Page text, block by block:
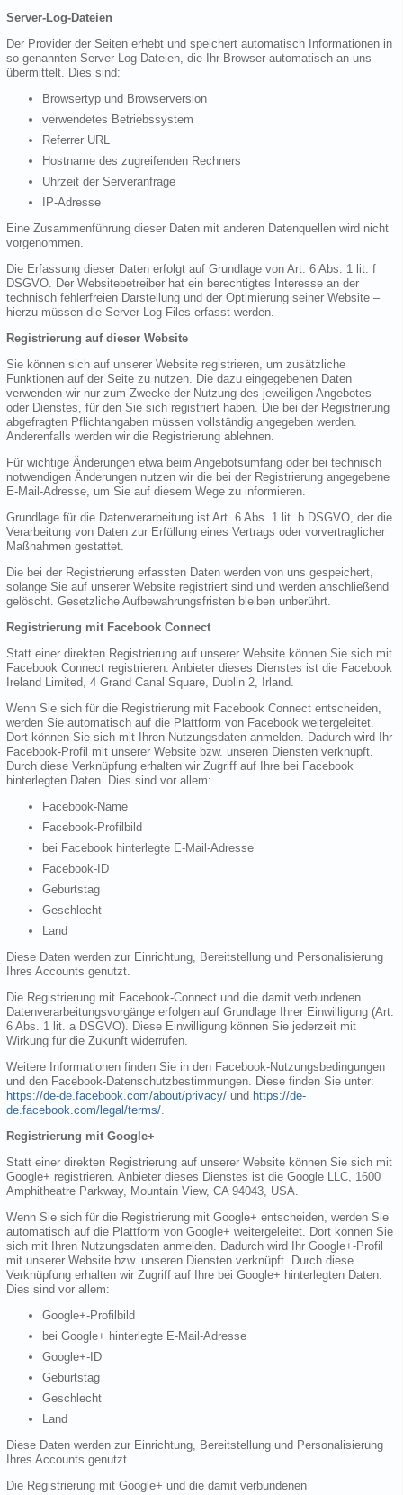
Server-Log-Dateien
Der Provider der Seiten erhebt und speichert automatisch Informationen in
so genannten Server-Log-Dateien, die Ihr Browser automatisch an uns
übermittelt. Dies sind:
Browsertyp und Browserversion
verwendetes Betriebssystem
Referrer URL
Hostname des zugreifenden Rechners
Uhrzeit der Serveranfrage
IP-Adresse
Eine Zusammenführung dieser Daten mit anderen Datenquellen wird nicht
vorgenommen.
Die Erfassung dieser Daten erfolgt auf Grundlage von Art. 6 Abs. 1 lit. f
DSGVO. Der Websitebetreiber hat ein berechtigtes Interesse an der
technisch fehlerfreien Darstellung und der Optimierung seiner Website –
hierzu müssen die Server-Log-Files erfasst werden.
Registrierung auf dieser Website
Sie können sich auf unserer Website registrieren, um zusätzliche
Funktionen auf der Seite zu nutzen. Die dazu eingegebenen Daten
verwenden wir nur zum Zwecke der Nutzung des jeweiligen Angebotes
oder Dienstes, für den Sie sich registriert haben. Die bei der Registrierung
abgefragten Pflichtangaben müssen vollständig angegeben werden.
Anderenfalls werden wir die Registrierung ablehnen.
Für wichtige Änderungen etwa beim Angebotsumfang oder bei technisch
notwendigen Änderungen nutzen wir die bei der Registrierung angegebene
E-Mail-Adresse, um Sie auf diesem Wege zu informieren.
Grundlage für die Datenverarbeitung ist Art. 6 Abs. 1 lit. b DSGVO, der die
Verarbeitung von Daten zur Erfüllung eines Vertrags oder vorvertraglicher
Maßnahmen gestattet.
Die bei der Registrierung erfassten Daten werden von uns gespeichert,
solange Sie auf unserer Website registriert sind und werden anschließend
gelöscht. Gesetzliche Aufbewahrungsfristen bleiben unberührt.
Registrierung mit Facebook Connect
Statt einer direkten Registrierung auf unserer Website können Sie sich mit
Facebook Connect registrieren. Anbieter dieses Dienstes ist die Facebook
Ireland Limited, 4 Grand Canal Square, Dublin 2, Irland.
Wenn Sie sich für die Registrierung mit Facebook Connect entscheiden,
werden Sie automatisch auf die Plattform von Facebook weitergeleitet.
Dort können Sie sich mit Ihren Nutzungsdaten anmelden. Dadurch wird Ihr
Facebook-Profil mit unserer Website bzw. unseren Diensten verknüpft.
Durch diese Verknüpfung erhalten wir Zugriff auf Ihre bei Facebook
hinterlegten Daten. Dies sind vor allem:
Facebook-Name
Facebook-Profilbild
bei Facebook hinterlegte E-Mail-Adresse
Facebook-ID
Geburtstag
Geschlecht
Land
Diese Daten werden zur Einrichtung, Bereitstellung und Personalisierung
Ihres Accounts genutzt.
Die Registrierung mit Facebook-Connect und die damit verbundenen
Datenverarbeitungsvorgänge erfolgen auf Grundlage Ihrer Einwilligung (Art.
6 Abs. 1 lit. a DSGVO). Diese Einwilligung können Sie jederzeit mit
Wirkung für die Zukunft widerrufen.
Weitere Informationen finden Sie in den Facebook-Nutzungsbedingungen
und den Facebook-Datenschutzbestimmungen. Diese finden Sie unter:
https://de-de.facebook.com/about/privacy/ und https://de-
de.facebook.com/legal/terms/.
Registrierung mit Google+
Statt einer direkten Registrierung auf unserer Website können Sie sich mit
Google+ registrieren. Anbieter dieses Dienstes ist die Google LLC, 1600
Amphitheatre Parkway, Mountain View, CA 94043, USA.
Wenn Sie sich für die Registrierung mit Google+ entscheiden, werden Sie
automatisch auf die Plattform von Google+ weitergeleitet. Dort können Sie
sich mit Ihren Nutzungsdaten anmelden. Dadurch wird Ihr Google+-Profil
mit unserer Website bzw. unseren Diensten verknüpft. Durch diese
Verknüpfung erhalten wir Zugriff auf Ihre bei Google+ hinterlegten Daten.
Dies sind vor allem:
Google+-Profilbild
bei Google+ hinterlegte E-Mail-Adresse
Google+-ID
Geburtstag
Geschlecht
Land
Diese Daten werden zur Einrichtung, Bereitstellung und Personalisierung
Ihres Accounts genutzt.
Die Registrierung mit Google+ und die damit verbundenen